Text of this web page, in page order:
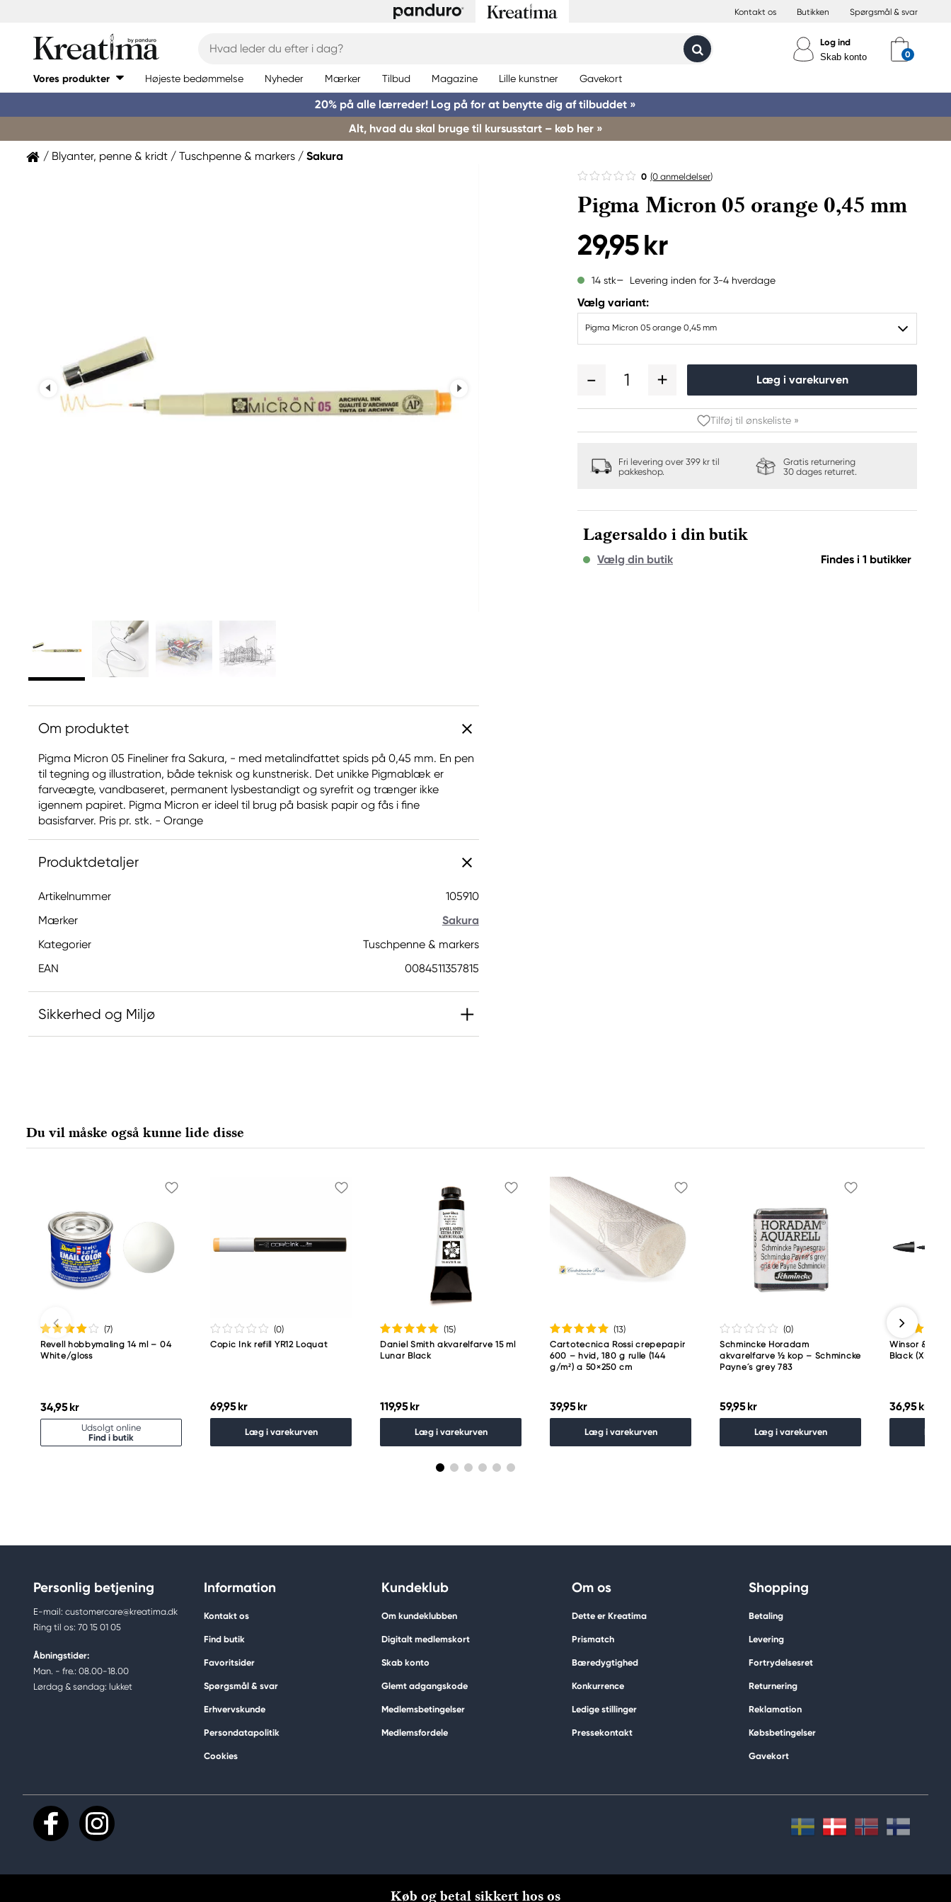
Kontakt os Butikken Spørgsmål & svar
Log ind
Skab konto
Vores produkter Højeste bedømmelse Nyheder Mærker Tilbud Magazine Lille kunstner Gavekort
20% på alle lærreder! Log på for at benytte dig af tilbuddet »
Alt, hvad du skal bruge til kursusstart – køb her »
Blyanter, penne & kridt Tuschpenne & markers Sakura
0 (0 anmeldelser)
Pigma Micron 05 orange 0,45 mm
29,95 kr
14 stk Levering inden for 3-4 hverdage
Vælg variant:
Pigma Micron 05 orange 0,45 mm
1 Læg i varekurven
Tilføj til ønskeliste »
Fri levering over 399 kr til
pakkeshop.
Gratis returnering
30 dages returret.
Lagersaldo i din butik
Vælg din butik Findes i 1 butikker
Om produktet
Pigma Micron 05 Fineliner fra Sakura, - med metalindfattet spids på 0,45 mm. En pen
til tegning og illustration, både teknisk og kunstnerisk. Det unikke Pigmablæk er
farveægte, vandbaseret, permanent lysbestandigt og syrefrit og trænger ikke
igennem papiret. Pigma Micron er ideel til brug på basisk papir og fås i fine
basisfarver. Pris pr. stk. - Orange
Produktdetaljer
Artikelnummer
105910
Mærker
Sakura
Kategorier
Tuschpenne & markers
EAN
0084511357815
Sikkerhed og Miljø
7311 PD Apeldoorn, Netherlands
info@royaltalens.com
Du vil måske også kunne lide disse
(7)
Revell hobbymaling 14 ml – 04
White/gloss
34,95 kr
Udsolgt online
Find i butik
(0)
Copic Ink refill YR12 Loquat
69,95 kr
Læg i varekurven
(15)
Daniel Smith akvarelfarve 15 ml
Lunar Black
119,95 kr
Læg i varekurven
(13)
Cartotecnica Rossi crepepapir
600 – hvid, 180 g rulle (144
g/m²) a 50×250 cm
39,95 kr
Læg i varekurven
(0)
Schmincke Horadam
akvarelfarve ½ kop – Schmincke
Payne´s grey 783
59,95 kr
Læg i varekurven
Winsor &
Black (XB)
36,95 kr
Læg i
Personlig betjening
E-mail: customercare@kreatima.dk
Ring til os: 70 15 01 05
Åbningstider:
Man. - fre.: 08.00-18.00
Lørdag & søndag: lukket
Information
Kontakt os
Find butik
Favoritsider
Spørgsmål & svar
Erhvervskunde
Persondatapolitik
Cookies
Kundeklub
Om kundeklubben
Digitalt medlemskort
Skab konto
Glemt adgangskode
Medlemsbetingelser
Medlemsfordele
Om os
Dette er Kreatima
Prismatch
Bæredygtighed
Konkurrence
Ledige stillinger
Pressekontakt
Shopping
Betaling
Levering
Fortrydelsesret
Returnering
Reklamation
Købsbetingelser
Gavekort
Køb og betal sikkert hos os